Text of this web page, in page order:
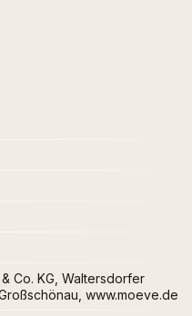
Co. KG, Waltersdorfer
www.moeve.de